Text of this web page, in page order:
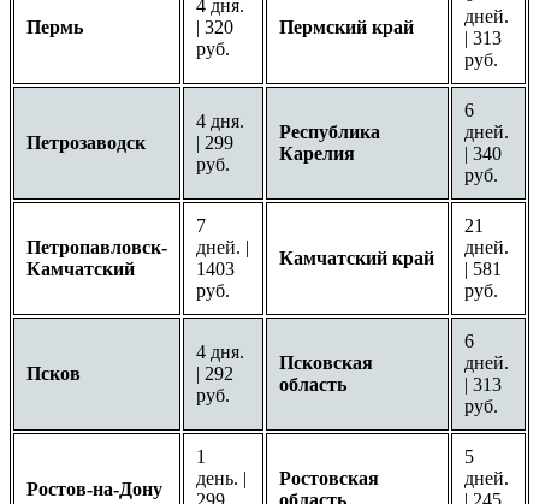
Пермь
4 дня.
| 320
руб.
Пермский край
дней.
| 313
руб.
Петрозаводск
4 дня.
| 299
руб.
Республика
Карелия
6
дней.
| 340
руб.
Петропавловск-
Камчатский
7
дней. |
1403
руб.
Камчатский край
21
дней.
| 581
руб.
Псков
4 дня.
| 292
руб.
Псковская
область
6
дней.
| 313
руб.
Ростов-на-Дону
1
день. |
299
Ростовская
область
5
дней.
| 245